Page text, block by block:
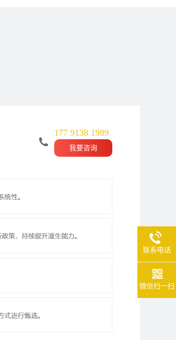
177 9138 1989
我要咨询
联系电话
微信扫一扫